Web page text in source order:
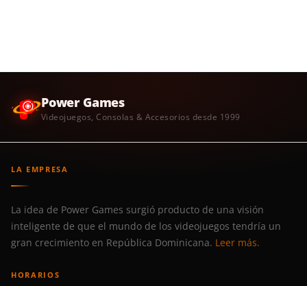
Power Games
Videojuegos, Consolas & Accesorios desde 1999
LA EMPRESA
La idea de Power Games surgió producto de una visión
inteligente de que el mundo de los videojuegos tendría un
gran crecimiento en República Dominicana. Leer más.
HORARIOS